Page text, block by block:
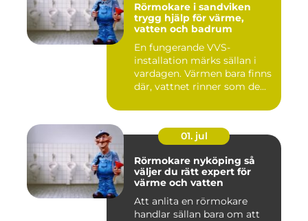
Rörmokare i sandviken
trygg hjälp för värme,
vatten och badrum
En fungerande VVS-
installation märks sällan i
vardagen. Värmen bara finns
där, vattnet rinner som de...
01. jul
Rörmokare nyköping så
väljer du rätt expert för
värme och vatten
Att anlita en rörmokare
handlar sällan bara om att